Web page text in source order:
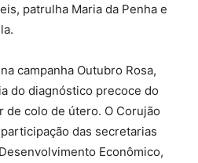
patrulha Maria da Penha e
campanha Outubro Rosa,
do diagnóstico precoce do
de colo de útero. O Corujão
das secretarias
Econômico,